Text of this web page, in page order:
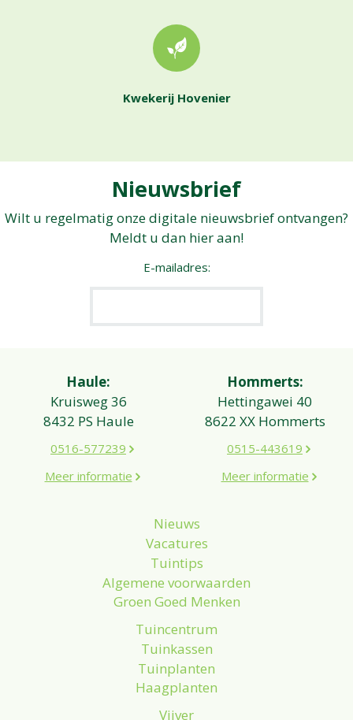
Kwekerij Hovenier
Nieuwsbrief
Wilt u regelmatig onze digitale nieuwsbrief ontvangen?
Meldt u dan hier aan!
E-mailadres:
Haule:
Kruisweg 36
8432 PS Haule
0516-577239
Meer informatie
Hommerts:
Hettingawei 40
8622 XX Hommerts
0515-443619
Meer informatie
Nieuws
Vacatures
Tuintips
Algemene voorwaarden
Groen Goed Menken
Tuincentrum
Tuinkassen
Tuinplanten
Haagplanten
Vijver